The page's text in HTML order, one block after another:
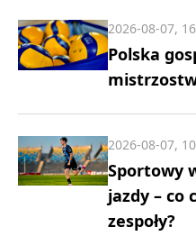
Polska
2026-08-07,
Sportowy
jazdy – co
zespoły?
2026-08-07,